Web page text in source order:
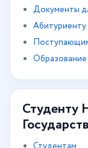
Документы
Абитуриенту
Образование
Студенту